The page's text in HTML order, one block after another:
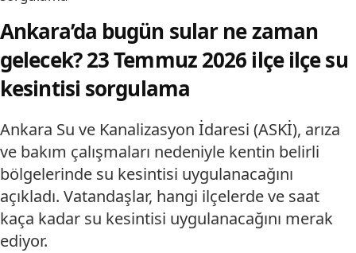
Ankara’da bugün sular ne zaman
gelecek? 23 Temmuz 2026 ilçe ilçe su
kesintisi sorgulama
Ankara Su ve Kanalizasyon İdaresi (ASKİ), arıza
ve bakım çalışmaları nedeniyle kentin belirli
bölgelerinde su kesintisi uygulanacağını
açıkladı. Vatandaşlar, hangi ilçelerde ve saat
kaça kadar su kesintisi uygulanacağını merak
ediyor.